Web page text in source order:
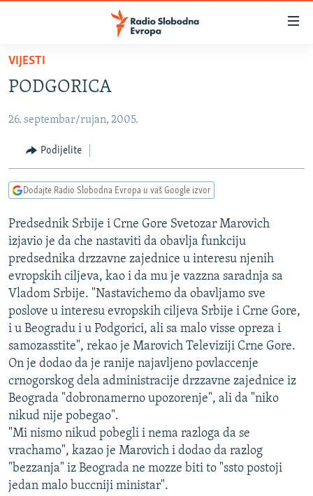
Pređite
glavni
Pređite
Pređite
pretragu
SRBIJA
KOSOVO
VIZUELNO
VIDEO
FOTOGALERIJE
INFOGRAFIKE
PODCASTI
RAT U UKRAJINI
KINA NA BALKANU
RSE PRIČE IZ SVIJETA
ISPRIČAJ MI
DNEVNO@RSE
SPECIJALI RSE
VIŠE OD NASLOVA
GENOCID U SREBRENICI
POPLAVE I KLIZIŠTA U BIH 2024.
TV LIBERTY
PRATITE NAS
Sve RFE/RL stranice
VIJESTI
PODGORICA
26. septembar/rujan, 2005.
Podijelite
Dodajte Radio Slobodna Evropa u vaš Google izvor
Predsednik Srbije i Crne Gore Svetozar Marovich
izjavio je da che nastaviti da obavlja funkciju
predsednika drzzavne zajednice u interesu njenih
evropskih ciljeva, kao i da mu je vazzna saradnja sa
Vladom Srbije. "Nastavichemo da obavljamo sve
poslove u interesu evropskih ciljeva Srbije i Crne Gore,
i u Beogradu i u Podgorici, ali sa malo visse opreza i
samozasstite", rekao je Marovich Televiziji Crne Gore.
On je dodao da je ranije najavljeno povlaccenje
crnogorskog dela administracije drzzavne zajednice iz
Beograda "dobronamerno upozorenje", ali da "niko
nikud nije pobegao".
"Mi nismo nikud pobegli i nema razloga da se
vrachamo", kazao je Marovich i dodao da razlog
"bezzanja" iz Beograda ne mozze biti to "ssto postoji
jedan malo buccniji ministar".